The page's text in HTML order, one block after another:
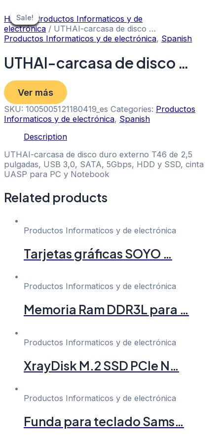
to
content
Sale!
Home/ Productos Informaticos y de
electrónica / UTHAI-carcasa de disco …
Productos Informaticos y de electrónica, Spanish
UTHAI-carcasa de disco …
Ver más
SKU: 1005005121180419_es Categories: Productos
Informaticos y de electrónica, Spanish
Description
UTHAI-carcasa de disco duro externo T46 de 2,5
pulgadas, USB 3,0, SATA, 5Gbps, HDD y SSD, cinta
UASP para PC y Notebook
Related products
Sale!
Sale!
Productos Informaticos y de electrónica
Tarjetas gráficas SOYO …
Sale!
Sale!
Productos Informaticos y de electrónica
Memoria Ram DDR3L para …
Sale!
Sale!
Productos Informaticos y de electrónica
XrayDisk M.2 SSD PCIe N…
Sale!
Sale!
Productos Informaticos y de electrónica
Funda para teclado Sams…